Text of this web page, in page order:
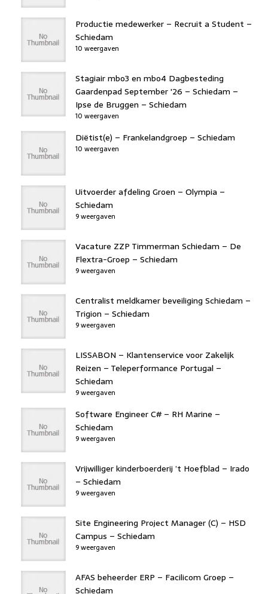
Productie medewerker – Recruit a Student –
Schiedam
10 weergaven
Stagiair mbo3 en mbo4 Dagbesteding
Gaardenpad September '26 – Schiedam –
Ipse de Bruggen – Schiedam
10 weergaven
Diëtist(e) – Frankelandgroep – Schiedam
10 weergaven
Uitvoerder afdeling Groen – Olympia –
Schiedam
9 weergaven
Vacature ZZP Timmerman Schiedam – De
Flextra-Groep – Schiedam
9 weergaven
Centralist meldkamer beveiliging Schiedam –
Trigion – Schiedam
9 weergaven
LISSABON – Klantenservice voor Zakelijk
Reizen – Teleperformance Portugal –
Schiedam
9 weergaven
Software Engineer C# – RH Marine –
Schiedam
9 weergaven
Vrijwilliger kinderboerderij ’t Hoefblad – Irado
– Schiedam
9 weergaven
Site Engineering Project Manager (C) – HSD
Campus – Schiedam
9 weergaven
AFAS beheerder ERP – Facilicom Groep –
Schiedam